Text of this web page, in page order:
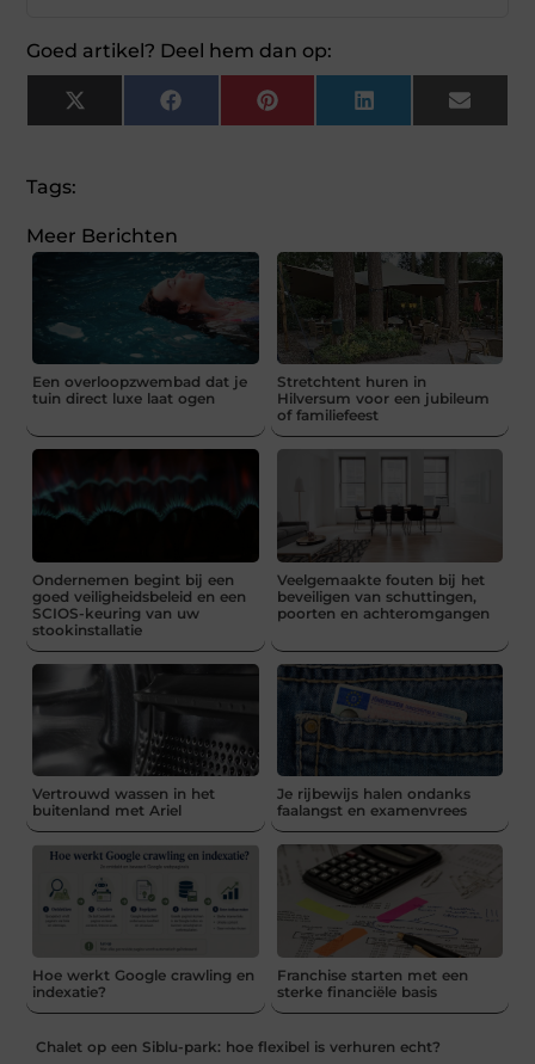
Goed artikel? Deel hem dan op:
X
(Twitter)
FacebookPinterestLinkedIn Email
Tags:
Meer Berichten
Een overloopzwembad dat je
tuin direct luxe laat ogen
Stretchtent huren in
Hilversum voor een jubileum
of familiefeest
Ondernemen begint bij een
goed veiligheidsbeleid en een
SCIOS-keuring van uw
stookinstallatie
Veelgemaakte fouten bij het
beveiligen van schuttingen,
poorten en achteromgangen
Vertrouwd wassen in het
buitenland met Ariel
Je rijbewijs halen ondanks
faalangst en examenvrees
Hoe werkt Google crawling en
indexatie?
Franchise starten met een
sterke financiële basis
Chalet op een Siblu-park: hoe flexibel is verhuren echt?